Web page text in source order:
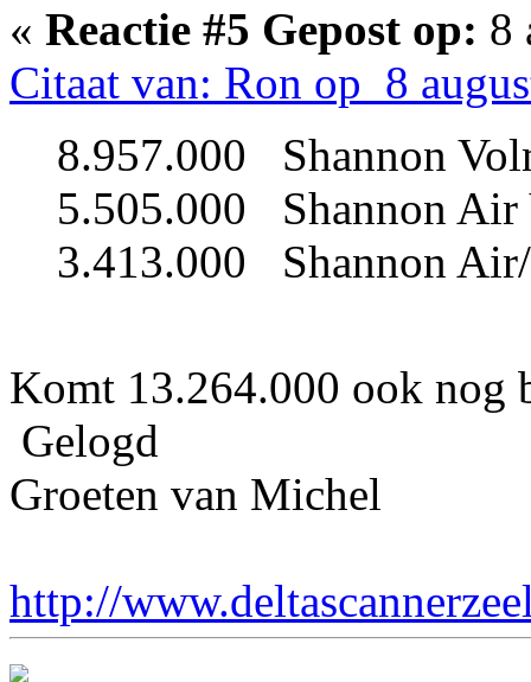
« Reactie #5 Gepost op: 8
Citaat van: Ron op 8
8.957.000 Shannon
5.505.000 Shannon Air
3.413.000 Shannon
Komt 13.264.000 ook nog
Gelogd
Groeten van Michel
http://